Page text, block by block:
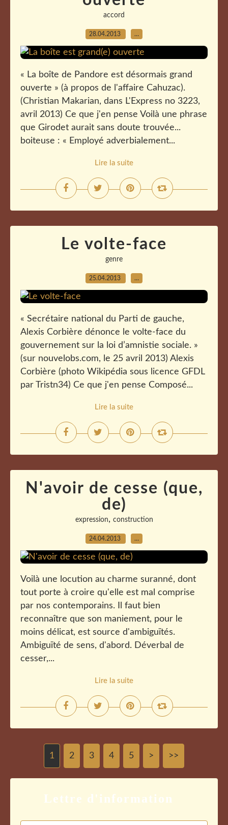
accord
28.04.2013 …
« La boîte de Pandore est désormais grand
ouverte » (à propos de l'affaire Cahuzac).
(Christian Makarian, dans L'Express no 3223,
avril 2013) Ce que j'en pense Voilà une phrase
que Girodet aurait sans doute trouvée...
boiteuse : « Employé adverbialement...
Lire la suite
Le volte-face
genre
25.04.2013 …
« Secrétaire national du Parti de gauche,
Alexis Corbière dénonce le volte-face du
gouvernement sur la loi d’amnistie sociale. »
(sur nouvelobs.com, le 25 avril 2013) Alexis
Corbière (photo Wikipédia sous licence GFDL
par Tristn34) Ce que j'en pense Composé...
Lire la suite
N'avoir de cesse (que,
de)
expression, construction
24.04.2013 …
Voilà une locution au charme suranné, dont
tout porte à croire qu'elle est mal comprise
par nos contemporains. Il faut bien
reconnaître que son maniement, pour le
moins délicat, est source d'ambiguïtés.
Ambiguïté de sens, d'abord. Déverbal de
cesser,...
Lire la suite
1 2 3 4 5 > >>